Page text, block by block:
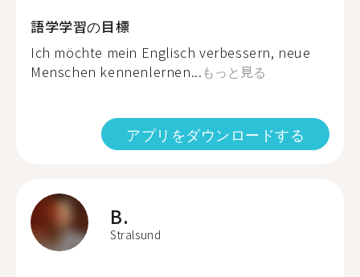
語学学習の目標
Ich möchte mein Englisch verbessern, neue
Menschen kennenlernen...もっと見る
アプリをダウンロードする
B.
Stralsund